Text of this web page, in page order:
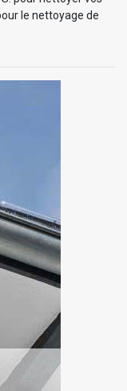
le nettoyage de